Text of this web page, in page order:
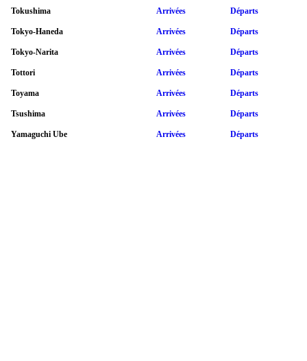
Tokushima Arrivées Départs
Tokyo-Haneda Arrivées Départs
Tokyo-Narita Arrivées Départs
Tottori Arrivées Départs
Toyama Arrivées Départs
Tsushima Arrivées Départs
Yamaguchi Ube Arrivées Départs